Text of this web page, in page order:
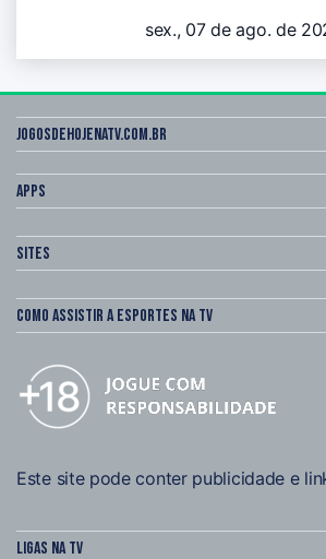
sex., 07 de ago. de
Jogosdehojenatv.com.br
Apps
Sites
Como assistir a esportes na TV
Este site pode conter publicidade e
Ligas na TV